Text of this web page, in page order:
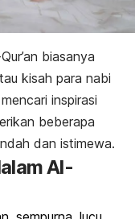
biasanya
kisah para nabi
inspirasi
beberapa
dan istimewa.
Al-